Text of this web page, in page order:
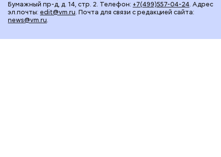
Бумажный пр-д, д. 14, стр. 2. Телефон: +7(499)557-04-24. Адрес
эл.почты: edit@vm.ru. Почта для связи с редакцией сайта:
news@vm.ru.